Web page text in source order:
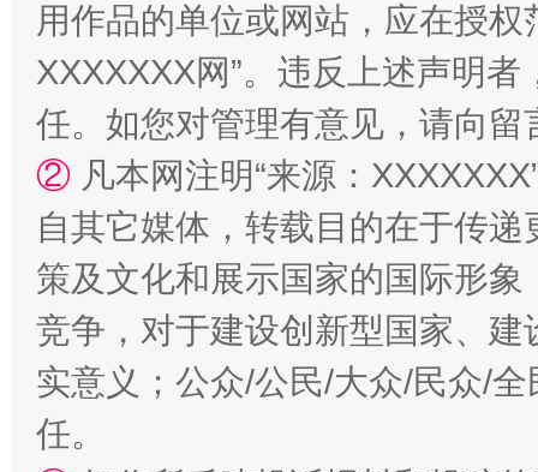
扯下公款旅游的“隐身衣” 如何以
用作品的单位或网站，应在授
XXXXXXX网”。违反上述声明
任。如您对管理有意见，请向
② 凡本网注明“来源：
自其它媒体，转载目的在于传
策及文化和展示国家的国际形
竞争，对于建设创新型国家、
实意义；公众/公民/大众/民众/
任。